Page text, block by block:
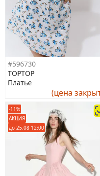
#596730
TOPTOP
Платье
(цена
-11%
АКЦИЯ
до 25.08 12:00